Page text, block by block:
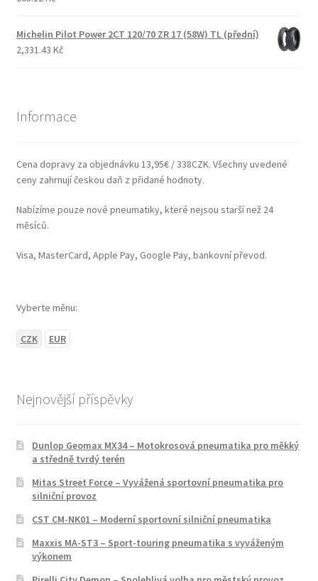
Michelin Pilot Power 2CT 120/70 ZR 17 (58W) TL (přední)
2,331.43 Kč
Informace
Cena dopravy za objednávku 13,95€ / 338CZK. Všechny uvedené
ceny zahrnují českou daň z přidané hodnoty.
Nabízíme pouze nové pneumatiky, které nejsou starší než 24
měsíců.
Visa, MasterCard, Apple Pay, Google Pay, bankovní převod.
Vyberte měnu:
CZK EUR
Nejnovější příspěvky
Dunlop Geomax MX34 – Motokrosová pneumatika pro měkký
a středně tvrdý terén
Mitas Street Force – Vyvážená sportovní pneumatika pro
silniční provoz
CST CM-NK01 – Moderní sportovní silniční pneumatika
Maxxis MA-ST3 – Sport-touring pneumatika s vyváženým
výkonem